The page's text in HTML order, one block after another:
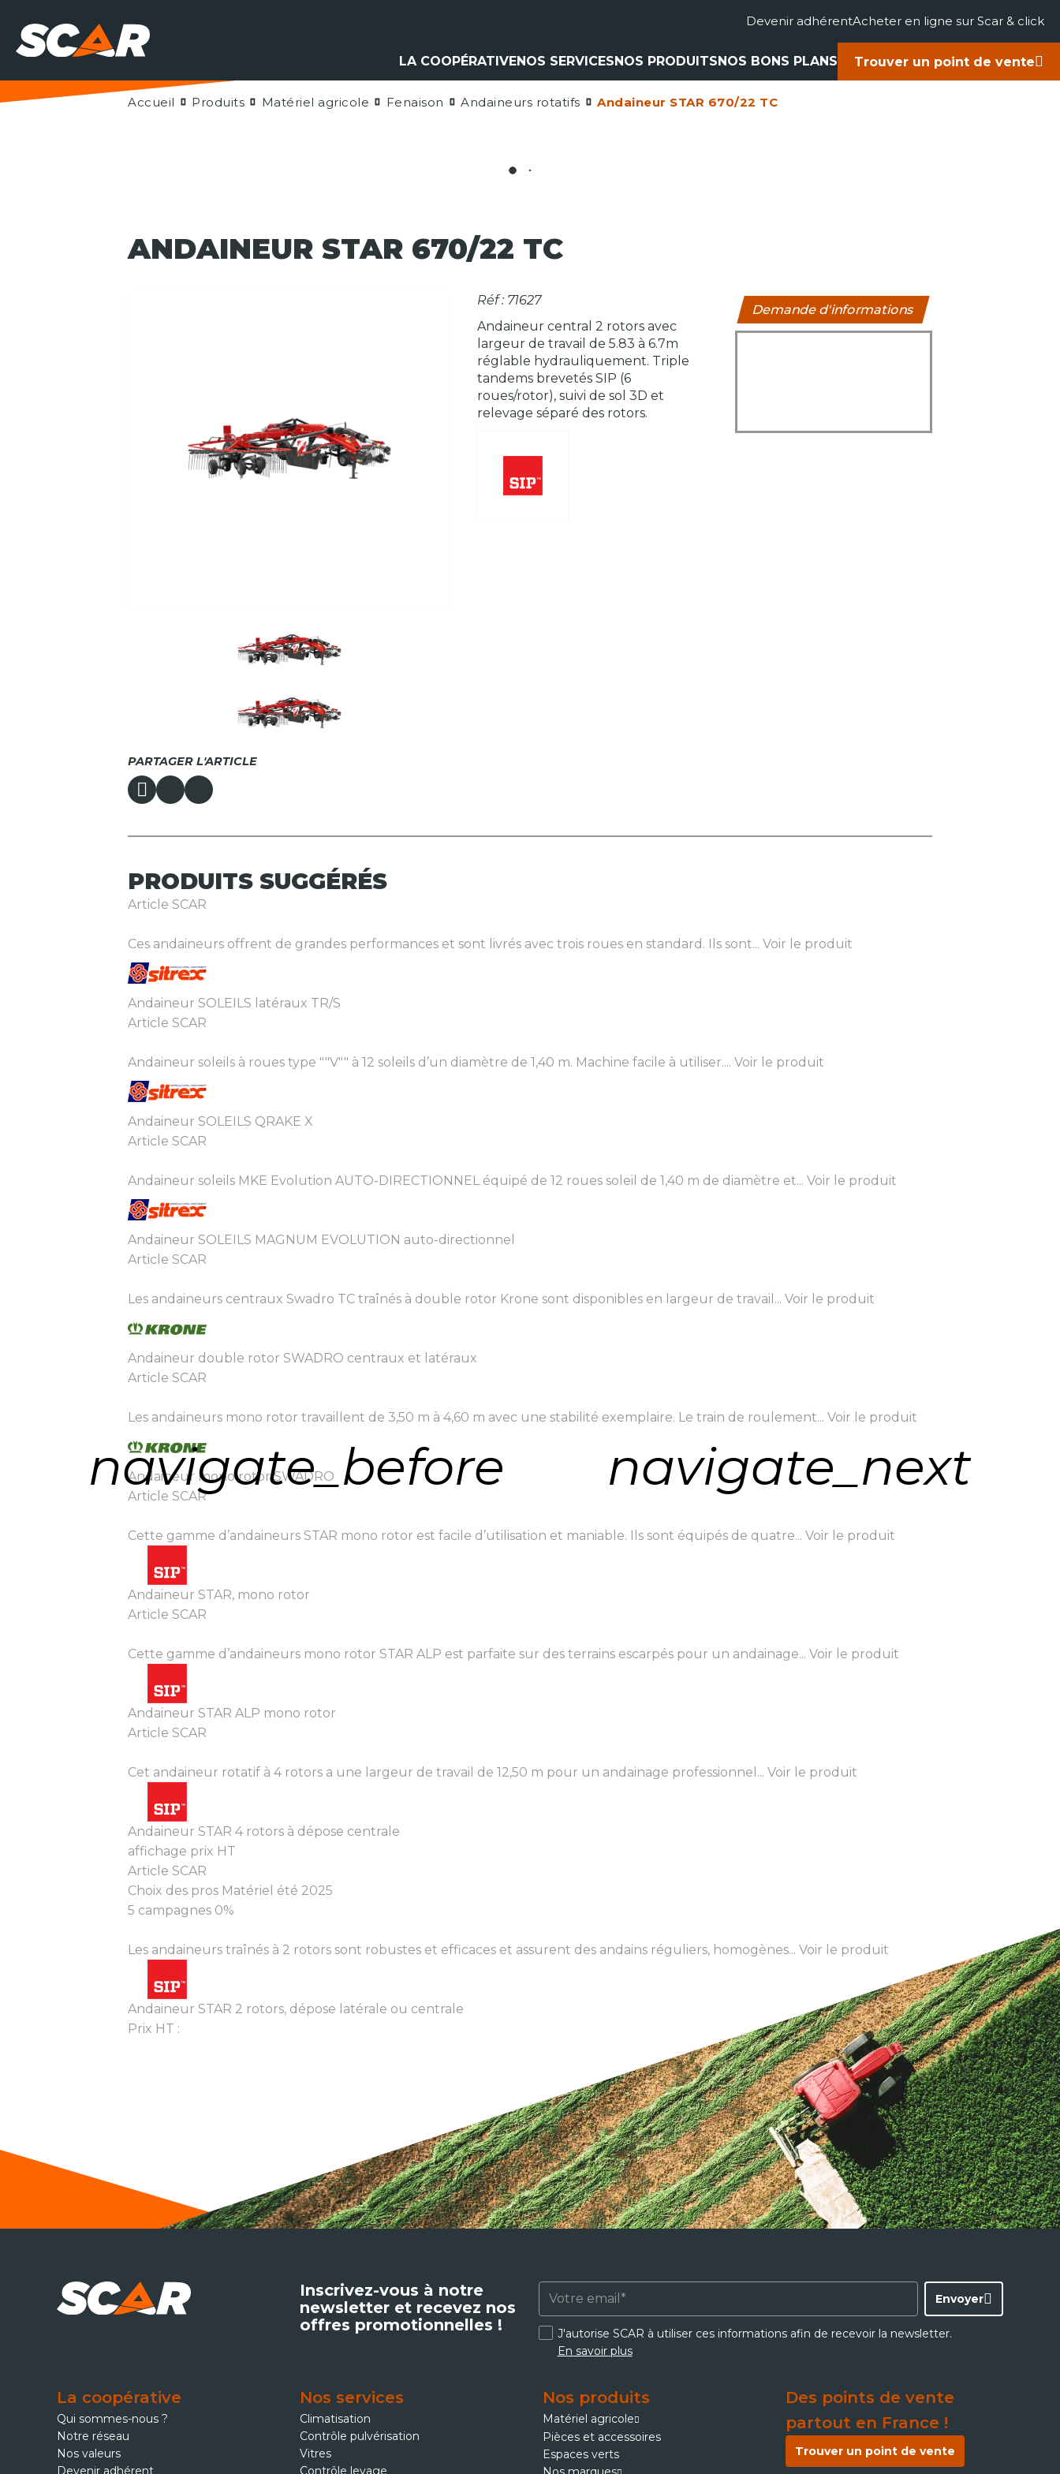
Devenir adhérentAcheter en ligne sur Scar & click
LA COOPÉRATIVENOS SERVICES
Climatisation
NOS PRODUITS
Matériel agricole
NOS BONS PLANS Trouver un point de vente
Accueil Produits Matériel agricole Fenaison Andaineurs rotatifs Andaineur STAR 670/22 TC
ANDAINEUR STAR 670/22 TC
Réf : 71627
PARTAGER L'ARTICLE
Andaineur central 2 rotors avec
largeur de travail de 5.83 à 6.7m
réglable hydrauliquement. Triple
tandems brevetés SIP (6
roues/rotor), suivi de sol 3D et
relevage séparé des rotors.
Demande d'informations
PRODUITS SUGGÉRÉS
navigate_before
Article SCAR
Ces andaineurs offrent de grandes performances et sont livrés avec trois roues en standard. Ils sont... Voir le produit
Andaineur SOLEILS latéraux TR/S
Article SCAR
Andaineur soleils à roues type ""V"" à 12 soleils d’un diamètre de 1,40 m. Machine facile à utiliser.... Voir le produit
Andaineur SOLEILS QRAKE X
Article SCAR
Andaineur soleils MKE Evolution AUTO-DIRECTIONNEL équipé de 12 roues soleil de 1,40 m de diamètre et... Voir le produit
Andaineur SOLEILS MAGNUM EVOLUTION auto-directionnel
Article SCAR
Les andaineurs centraux Swadro TC traînés à double rotor Krone sont disponibles en largeur de travail... Voir le produit
Andaineur double rotor SWADRO centraux et latéraux
Article SCAR
Les andaineurs mono rotor travaillent de 3,50 m à 4,60 m avec une stabilité exemplaire. Le train de roulement... Voir le produit
Andaineur mono rotor SWADRO
Article SCAR
Cette gamme d’andaineurs STAR mono rotor est facile d’utilisation et maniable. Ils sont équipés de quatre... Voir le produit
Andaineur STAR, mono rotor
Article SCAR
Cette gamme d’andaineurs mono rotor STAR ALP est parfaite sur des terrains escarpés pour un andainage... Voir le produit
Andaineur STAR ALP mono rotor
Article SCAR
Cet andaineur rotatif à 4 rotors a une largeur de travail de 12,50 m pour un andainage professionnel... Voir le produit
Andaineur STAR 4 rotors à dépose centrale
affichage prix HT
Article SCAR
Choix des pros Matériel été 2025
5 campagnes 0%
Les andaineurs traînés à 2 rotors sont robustes et efficaces et assurent des andains réguliers, homogènes... Voir le produit
Andaineur STAR 2 rotors, dépose latérale ou centrale
Prix HT :
navigate_next
Inscrivez-vous à notre
newsletter et recevez nos
offres promotionnelles !
J'autorise SCAR à utiliser ces informations afin de recevoir la newsletter.
En savoir plus
Envoyer
La coopérative
Qui sommes-nous ?
Notre réseau
Nos valeurs
Devenir adhérent
Nos services
Climatisation
Contrôle pulvérisation
Vitres
Contrôle levage
Nos produits
Matériel agricole
Pièces et accessoires
Espaces verts
Des points de vente
partout en France !
Trouver un point de vente